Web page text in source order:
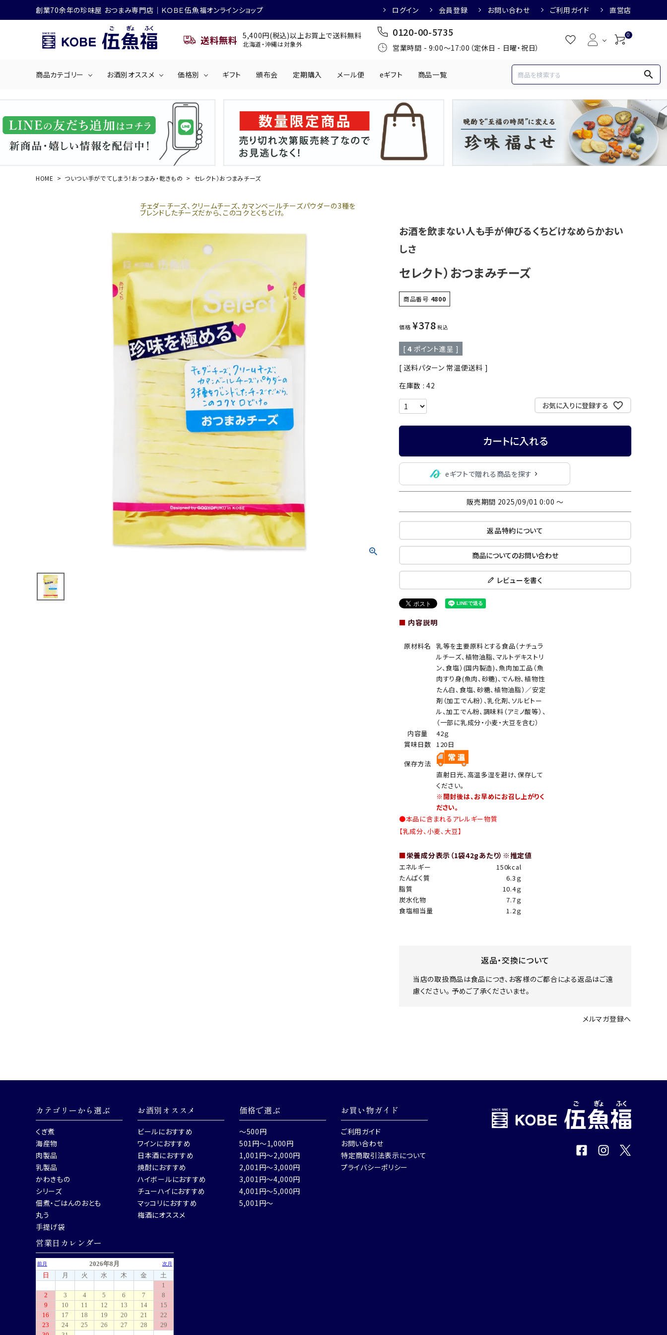
創業70余年の珍味屋 おつまみ専門店│ＫＯＢＥ伍魚福オンラインショップ ログイン 会員登録 お問い合わせ ご利用ガイド 直営店
送料無料 5,400円(税込)以上お買上で送料無料
北海道・沖縄は対象外
0120-00-5735
営業時間 - 9:00～17:00（定休日 - 日曜・祝日）
0
商品カテゴリー
くぎ煮 海産物 乳製品 かわきもの
佃煮・ごはんのおとも 丸う
お酒別オススメ
日本酒におすすめ 焼酎におすすめ
価格別
501円～1,000円 1,001円～2,000円 2,001円～3,000円 3,001円～4,000円
4,001円～5,000円 5,001円～
ギフト 頒布会 定期購入 メール便 eギフト 商品一覧 search
ACCOUNT MENU
ログイン 会員登録
HOME ついつい手がでてしまう！おつまみ・乾きもの セレクト）おつまみチーズ
チェダーチーズ、クリームチーズ、カマンベールチーズパウダーの3種を
ブレンドしたチーズだから、このコクとくちどけ。
お酒を飲まない人も手が伸びるくちどけなめらかおい
しさ
セレクト）おつまみチーズ
商品番号 4800
価格 ¥378 税込
[ 4 ポイント進呈 ]
送料パターン 常温便送料
在庫数
42
お気に入りに登録する
カートに入れる
eギフトで贈れる商品を探す
販売期間 2025/09/01 0:00 〜
返品特約について
商品についてのお問い合わせ
レビューを書く
■ 内容説明
原材料名
乳等を主要原料とする食品（ナチュラ
ルチーズ、植物油脂、マルトデキストリ
ン、食塩）(国内製造)、魚肉加工品（魚
肉すり身(魚肉、砂糖)、でん粉、植物性
たん白、食塩、砂糖、植物油脂）／安定
剤（加工でん粉）、乳化剤、ソルビトー
ル、加工でん粉、調味料（アミノ酸等）、
（一部に乳成分・小麦・大豆を含む）
内容量
42ｇ
賞味日数 120日
保存方法
直射日光、高温多湿を避け、保存して
ください。
※開封後は、お早めにお召し上がりく
ださい。
●本品に含まれるアレルギー物質
【乳成分、小麦、大豆】
■栄養成分表示（1袋42gあたり）※推定値
エネルギー
150kcal
たんぱく質
6.3ｇ
脂質
10.4ｇ
炭水化物
7.7ｇ
食塩相当量
1.2ｇ
返品・交換について
当店の取扱商品は食品につき、お客様のご都合による返品はご遠
慮ください。 予めご了承くださいませ。
メルマガ登録へ
カテゴリーから選ぶ
くぎ煮
海産物
肉製品
乳製品
かわきもの
シリーズ
佃煮・ごはんのおとも
丸う
手提げ袋
お酒別オススメ
ビールにおすすめ
ワインにおすすめ
日本酒におすすめ
焼酎におすすめ
ハイボールにおすすめ
チューハイにおすすめ
マッコリにおすすめ
梅酒にオススメ
価格で選ぶ
～500円
501円～1,000円
1,001円～2,000円
2,001円～3,000円
3,001円～4,000円
4,001円～5,000円
5,001円～
お買い物ガイド
ご利用ガイド
お問い合わせ
特定商取引法表示について
プライバシーポリシー
営業日カレンダー